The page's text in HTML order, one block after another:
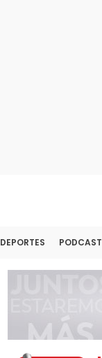
DEPORTES PODCAST